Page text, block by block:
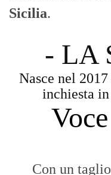
radicato sul
attenta delle
primo piano la
eventi che
Seguiamo